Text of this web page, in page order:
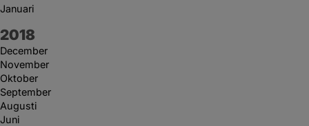
Januari
År:
2018
December
November
Oktober
September
Augusti
Juni